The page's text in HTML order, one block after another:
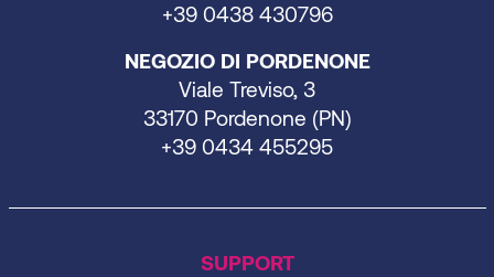
+39 0438 430796
NEGOZIO DI PORDENONE
Viale Treviso, 3
33170 Pordenone (PN)
+39 0434 455295
SUPPORT